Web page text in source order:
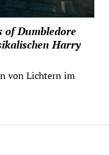
of Dumbledore
Harry
von Lichtern im